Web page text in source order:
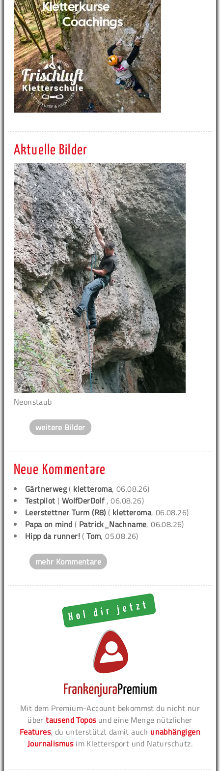
Aktuelle Bilder
Neonstaub
weitere Bilder
Neue Kommentare
Gärtnerweg( kletteroma, 06.08.26)
Testpilot ( WolfDerDolf , 06.08.26)
Leerstettner Turm (R8) ( kletteroma, 06.08.26)
Papa on mind ( Patrick_Nachname, 06.08.26)
Hipp da runner! (Tom, 05.08.26)
mehr Kommentare
Mit dem Premium-Account bekommst du nicht nur
übertausend Toposund eine Menge nützlicher
Features, du unterstützt damit auch unabhängigen
Journalismusim Klettersport und Naturschutz.